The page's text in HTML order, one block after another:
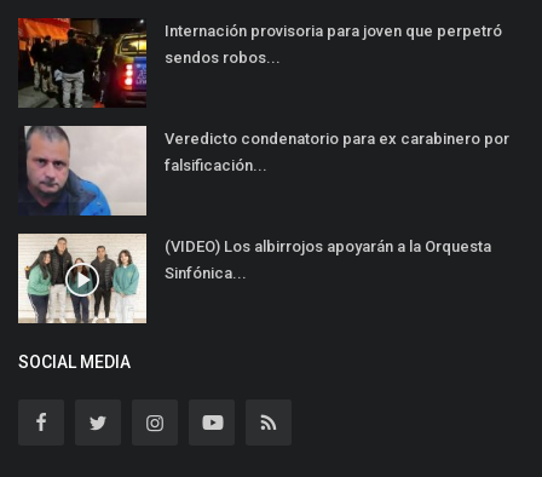
Internación provisoria para joven que perpetró
sendos robos...
Veredicto condenatorio para ex carabinero por
falsificación...
(VIDEO) Los albirrojos apoyarán a la Orquesta
Sinfónica...
SOCIAL MEDIA